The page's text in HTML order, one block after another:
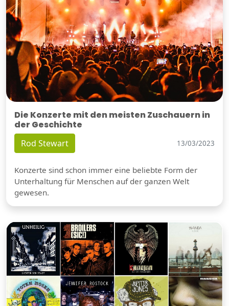
Die Konzerte mit den meisten Zuschauern in
der Geschichte
Rod Stewart 13/03/2023
Konzerte sind schon immer eine beliebte Form der
Unterhaltung für Menschen auf der ganzen Welt
gewesen.